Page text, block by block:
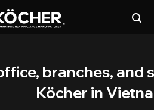
branches, and
Köcher in